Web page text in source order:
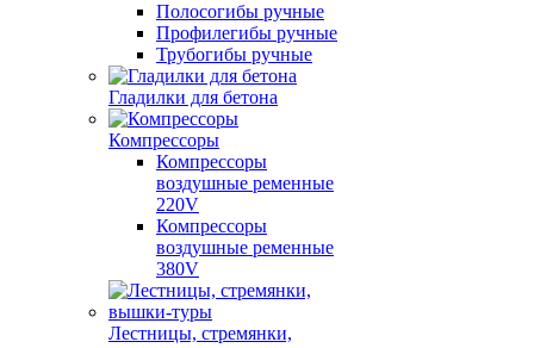
Полосогибы ручные
Профилегибы ручные
Трубогибы ручные
Гладилки для бетона
Компрессоры
Компрессоры
воздушные ременные
220V
Компрессоры
воздушные ременные
380V
Лестницы, стремянки,